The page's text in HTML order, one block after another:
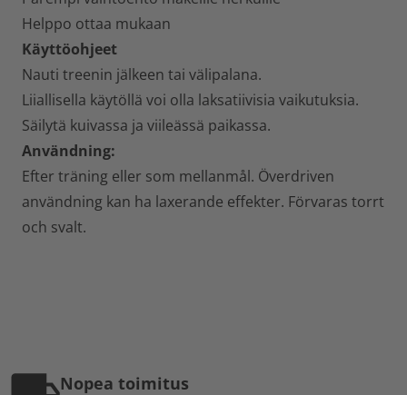
Helppo ottaa mukaan
Käyttöohjeet
Nauti treenin jälkeen tai välipalana.
Liiallisella käytöllä voi olla laksatiivisia vaikutuksia.
Säilytä kuivassa ja viileässä paikassa.
Användning:
Efter träning eller som mellanmål. Överdriven
användning kan ha laxerande effekter. Förvaras torrt
och svalt.
Nopea toimitus